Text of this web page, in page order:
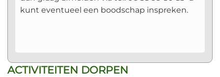
kunt eventueel een boodschap inspreken.
ACTIVITEITEN DORPEN
Vorig
Jaar
Vorige
Maand
Volgend